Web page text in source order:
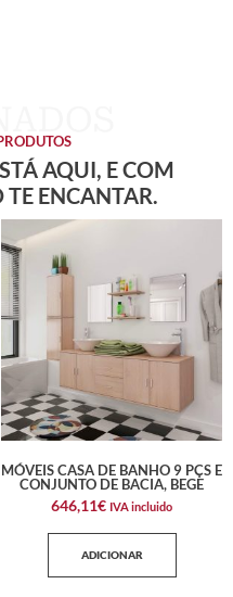
AQUI, E COM
TE ENCANTAR.
MÓVEIS CASA DE BANHO 9 PÇS E
CONJUNTO DE BACIA, BEGE
646,11€ IVA incluido
ADICIONAR